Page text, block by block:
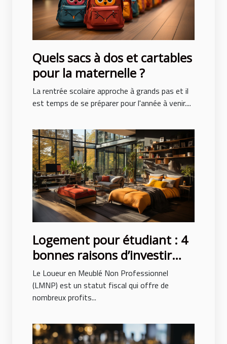
Quels sacs à dos et cartables
pour la maternelle ?
La rentrée scolaire approche à grands pas et il
est temps de se préparer pour l'année à venir....
Logement pour étudiant : 4
bonnes raisons d’investir
avec le LMNP
Le Loueur en Meublé Non Professionnel
(LMNP) est un statut fiscal qui offre de
nombreux profits...